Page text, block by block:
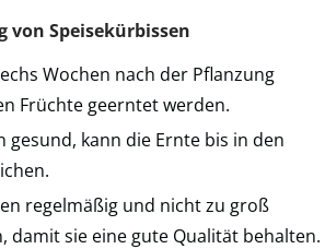
von Speisekürbissen
Wochen nach der Pflanzung
Früchte geerntet werden.
gesund, kann die Ernte bis in den
regelmäßig und nicht zu groß
damit sie eine gute Qualität behalten.